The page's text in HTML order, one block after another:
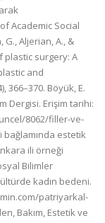
Academic Social
G., Aljerian, A., &
plastic surgery: A
and
366–370. Böyük, E.
Dergisi. Erişim tarihi:
8062/filler-ve-
bağlamında estetik
ili örneği
Bilimler
kadın bedeni.
patriyarkal-
Bakım, Estetik ve